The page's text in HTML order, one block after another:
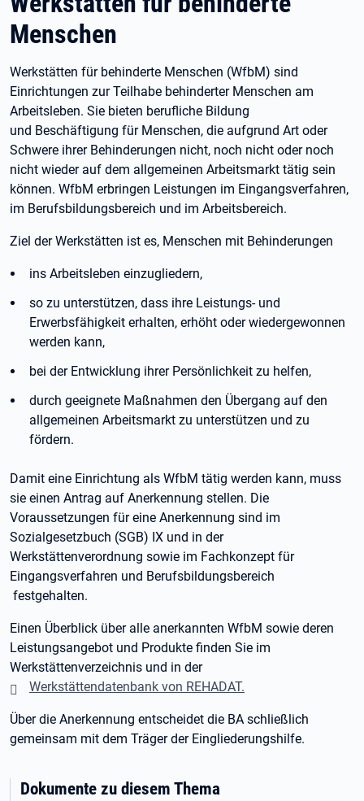
Menschen
Werkstätten für behinderte Menschen (WfbM) sind
Einrichtungen zur Teilhabe behinderter Menschen am
Arbeitsleben. Sie bieten berufliche Bildung
und Beschäftigung für Menschen, die aufgrund Art oder
Schwere ihrer Behinderungen nicht, noch nicht oder noch
nicht wieder auf dem allgemeinen Arbeitsmarkt tätig sein
können. WfbM erbringen Leistungen im Eingangsverfahren,
im Berufsbildungsbereich und im Arbeitsbereich.
Ziel der Werkstätten ist es, Menschen mit Behinderungen
ins Arbeitsleben einzugliedern,
so zu unterstützen, dass ihre Leistungs- und
Erwerbsfähigkeit erhalten, erhöht oder wiedergewonnen
werden kann,
bei der Entwicklung ihrer Persönlichkeit zu helfen,
durch geeignete Maßnahmen den Übergang auf den
allgemeinen Arbeitsmarkt zu unterstützen und zu
fördern.
Damit eine Einrichtung als WfbM tätig werden kann, muss
sie einen Antrag auf Anerkennung stellen. Die
Voraussetzungen für eine Anerkennung sind im
Sozialgesetzbuch (SGB) IX und in der
Werkstättenverordnung sowie im Fachkonzept für
Eingangsverfahren und Berufsbildungsbereich
festgehalten.
Einen Überblick über alle anerkannten WfbM sowie deren
Leistungsangebot und Produkte finden Sie im
Werkstättenverzeichnis und in der
Werkstättendatenbank von REHADAT.
Über die Anerkennung entscheidet die BA schließlich
gemeinsam mit dem Träger der Eingliederungshilfe.
Dokumente zu diesem Thema